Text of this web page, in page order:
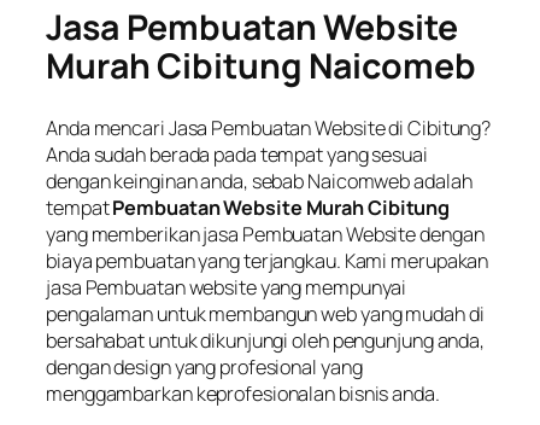
Jasa Pembuatan Website
Murah Cibitung Naicomeb
Anda mencari Jasa Pembuatan Website di Cibitung?
Anda sudah berada pada tempat yang sesuai
dengan keinginan anda, sebab Naicomweb adalah
tempatPembuatan Website Murah Cibitung
yang memberikan jasa Pembuatan Website dengan
biaya pembuatan yang terjangkau. Kami merupakan
jasa Pembuatan website yang mempunyai
pengalaman untuk membangun web yang mudah di
bersahabat untuk dikunjungi oleh pengunjung anda,
dengan design yang profesional yang
menggambarkan keprofesionalan bisnis anda.